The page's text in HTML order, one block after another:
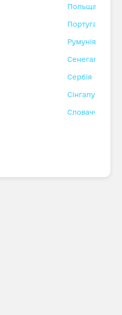
Польща
Португалія
Румунія
Сенегал
Сербія
Сінгапур
Словаччина